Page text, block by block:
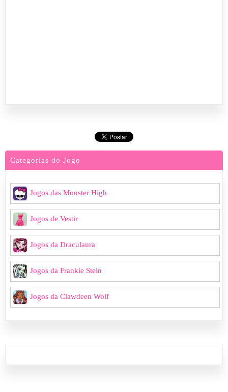
Categorias do Jogo
Jogos das Monster High
Jogos de Vestir
Jogos da Draculaura
Jogos da Frankie Stein
Jogos da Clawdeen Wolf